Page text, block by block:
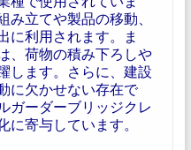
立てや製品の移動、
に利用されます。ま
、荷物の積み下ろしや
します。さらに、建設
に欠かせない存在で
ガーダーブリッジクレ
に寄与しています。